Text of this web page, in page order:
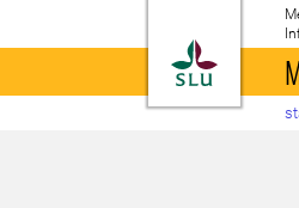
Till